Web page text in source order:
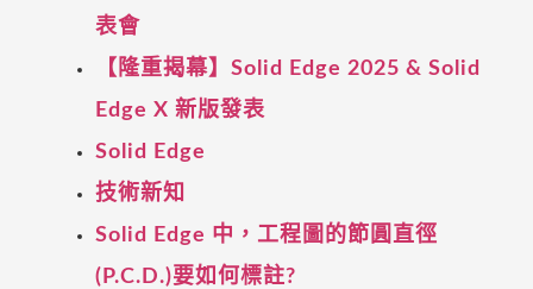
表會
【隆重揭幕】Solid Edge 2025 & Solid
Edge X 新版發表
Solid Edge
技術新知
Solid Edge 中，工程圖的節圓直徑
(P.C.D.)要如何標註?